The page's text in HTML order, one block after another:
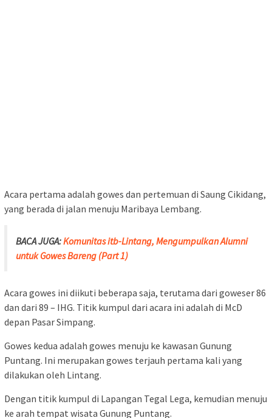
Dari sinilah kemudian saling membuka diri, untuk bisa saling
merasakan gowes pada medan yang belum dirasakan.
Terutama bagi alumni yang belum pernah bersepeda di
lingkungan pegunungan – cross country dan MTB pada jalur
downhill yang ringan.